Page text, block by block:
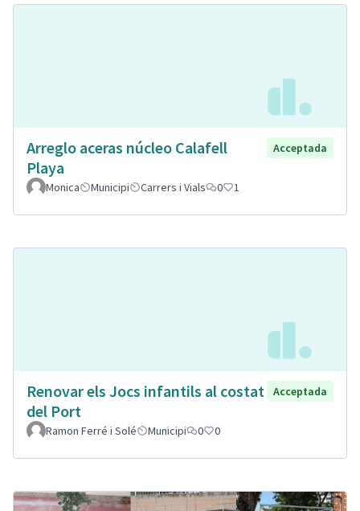
Arreglo aceras núcleo Calafell
Playa
Acceptada
Monica Municipi Carrers i Vials 0 1
Renovar els Jocs infantils al costat
del Port
Acceptada
Ramon Ferré i Solé Municipi 0 0